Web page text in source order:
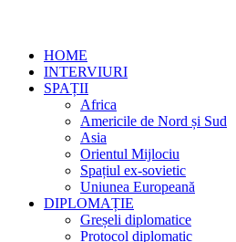
HOME
INTERVIURI
SPAȚII
Africa
Americile de Nord și Sud
Asia
Orientul Mijlociu
Spațiul ex-sovietic
Uniunea Europeană
DIPLOMAȚIE
Greșeli diplomatice
Protocol diplomatic